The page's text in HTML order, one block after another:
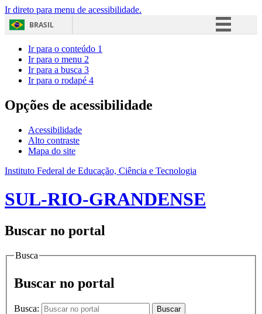
Ir direto para menu de acessibilidade.
BRASIL
Acesso à informação
Ir para o conteúdo 1
Ir para o menu 2
Ir para a busca 3
Ir para o rodapé 4
Opções de acessibilidade
Acessibilidade
Alto contraste
Mapa do site
Instituto Federal de Educação, Ciência e Tecnologia
SUL-RIO-GRANDENSE
Buscar no portal
Busca
Buscar no portal
Busca: Buscar